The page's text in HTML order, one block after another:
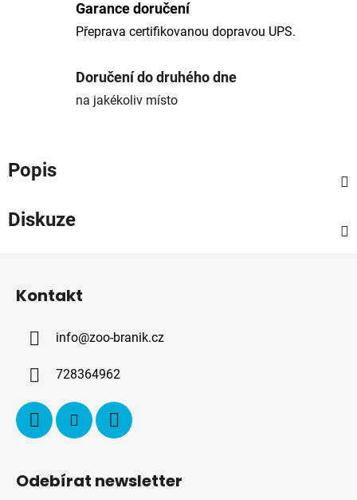
Garance doručení
Přeprava certifikovanou dopravou UPS.
Doručení do druhého dne
na jakékoliv místo
Popis
Diskuze
Kontakt
info@zoo-branik.cz
728364962
Odebírat newsletter